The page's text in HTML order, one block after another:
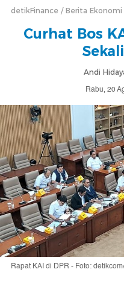
detikFinance Berita Ekonomi
Curhat Bos
Andi
Rabu, 20
Rapat KAI di DPR - Foto: